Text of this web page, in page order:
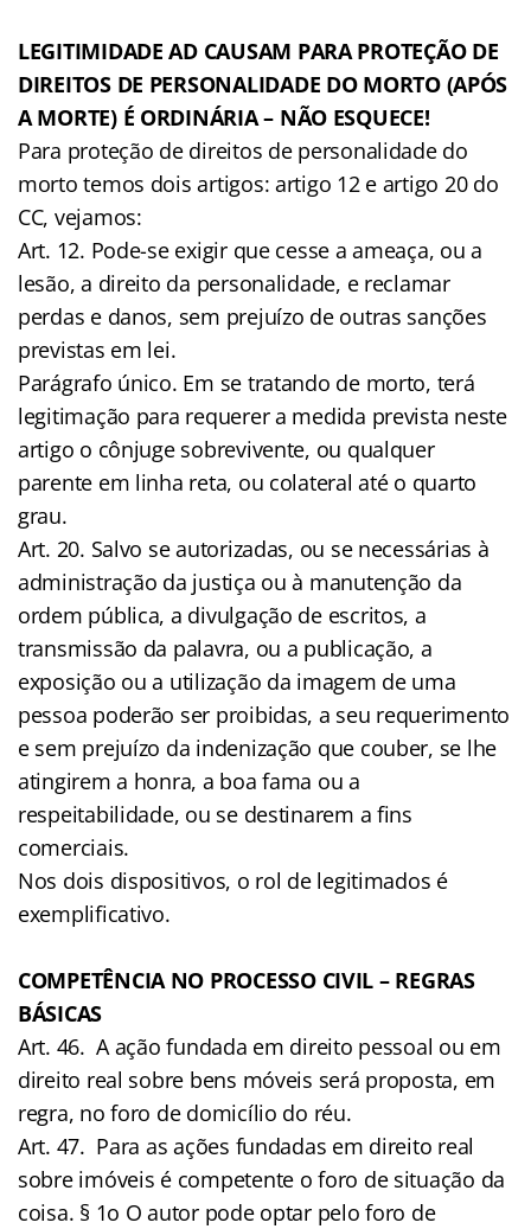
LEGITIMIDADE AD CAUSAM PARA PROTEÇÃO DE
DIREITOS DE PERSONALIDADE DO MORTO (APÓS
A MORTE) É ORDINÁRIA – NÃO ESQUECE!
Para proteção de direitos de personalidade do
morto temos dois artigos: artigo 12 e artigo 20 do
CC, vejamos:
Art. 12. Pode-se exigir que cesse a ameaça, ou a
lesão, a direito da personalidade, e reclamar
perdas e danos, sem prejuízo de outras sanções
previstas em lei.
Parágrafo único. Em se tratando de morto, terá
legitimação para requerer a medida prevista neste
artigo o cônjuge sobrevivente, ou qualquer
parente em linha reta, ou colateral até o quarto
grau.
Art. 20. Salvo se autorizadas, ou se necessárias à
administração da justiça ou à manutenção da
ordem pública, a divulgação de escritos, a
transmissão da palavra, ou a publicação, a
exposição ou a utilização da imagem de uma
pessoa poderão ser proibidas, a seu requerimento
e sem prejuízo da indenização que couber, se lhe
atingirem a honra, a boa fama ou a
respeitabilidade, ou se destinarem a fins
comerciais.
Nos dois dispositivos, o rol de legitimados é
exemplificativo.
COMPETÊNCIA NO PROCESSO CIVIL – REGRAS
BÁSICAS
Art. 46. A ação fundada em direito pessoal ou em
direito real sobre bens móveis será proposta, em
regra, no foro de domicílio do réu.
Art. 47. Para as ações fundadas em direito real
sobre imóveis é competente o foro de situação da
coisa. § 1o O autor pode optar pelo foro de